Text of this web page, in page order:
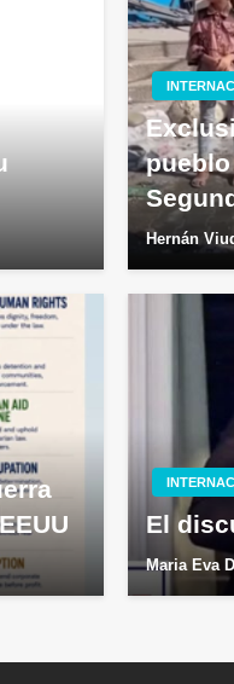
Hernán
El
Maria Eva